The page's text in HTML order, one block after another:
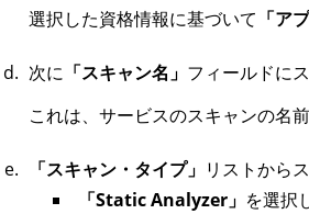
選択した資格情報に基づいて 「ア
次に 「スキャン名」 フィールドに
これは、サービスのスキャンの名前
「スキャン・タイプ」 リストから
「Static Analyzer」 を選択